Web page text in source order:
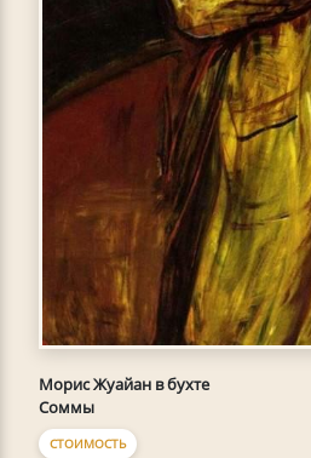
Морис Жуайан в бухте
Соммы
СТОИМОСТЬ